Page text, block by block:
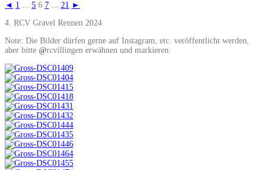
◄ 1 ... 5 6 7 ... 21 ►
4. RCV Gravel Rennen 2024
Note: Die Bilder dürfen gerne auf Instagram, etc. veröffentlicht werden,
aber bitte @rcvillingen erwähnen und markieren.